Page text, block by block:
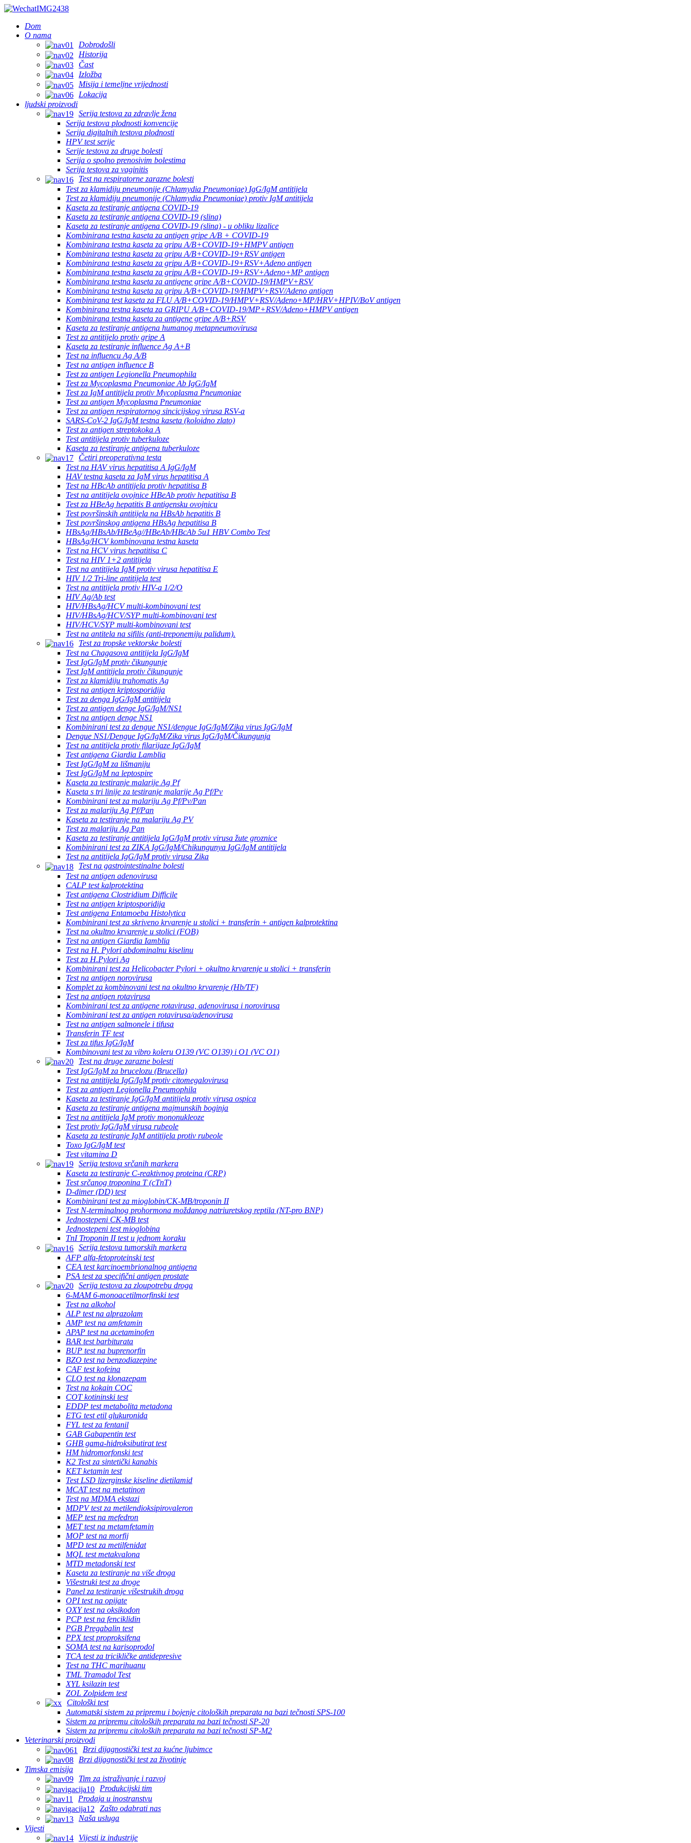
Dom
O nama
Dobrodošli
Historija
Čast
Izložba
Misija i temeljne vrijednosti
Lokacija
ljudski proizvodi
Serija testova za zdravlje žena
Serija testova plodnosti konvencije
Serija digitalnih testova plodnosti
HPV test serije
Serije testova za druge bolesti
Serija o spolno prenosivim bolestima
Serija testova za vaginitis
Test na respiratorne zarazne bolesti
Test za klamidiju pneumonije (Chlamydia Pneumoniae) IgG/IgM antitijela
Test za klamidiju pneumonije (Chlamydia Pneumoniae) protiv IgM antitijela
Kaseta za testiranje antigena COVID-19
Kaseta za testiranje antigena COVID-19 (slina)
Kaseta za testiranje antigena COVID-19 (slina) - u obliku lizalice
Kombinirana testna kaseta za antigen gripe A/B + COVID-19
Kombinirana testna kaseta za gripu A/B+COVID-19+HMPV antigen
Kombinirana testna kaseta za gripu A/B+COVID-19+RSV antigen
Kombinirana testna kaseta za gripu A/B+COVID-19+RSV+Adeno antigen
Kombinirana testna kaseta za gripu A/B+COVID-19+RSV+Adeno+MP antigen
Kombinirana testna kaseta za antigene gripe A/B+COVID-19/HMPV+RSV
Kombinirana testna kaseta za gripu A/B+COVID-19/HMPV+RSV/Adeno antigen
Kombinirana test kaseta za FLU A/B+COVID-19/HMPV+RSV/Adeno+MP/HRV+HPIV/BoV antigen
Kombinirana testna kaseta za GRIPU A/B+COVID-19/MP+RSV/Adeno+HMPV antigen
Kombinirana testna kaseta za antigene gripe A/B+RSV
Kaseta za testiranje antigena humanog metapneumovirusa
Test za antitijelo protiv gripe A
Kaseta za testiranje influence Ag A+B
Test na influencu Ag A/B
Test na antigen influence B
Test za antigen Legionella Pneumophila
Test za Mycoplasma Pneumoniae Ab IgG/IgM
Test za IgM antitijela protiv Mycoplasma Pneumoniae
Test za antigen Mycoplasma Pneumoniae
Test za antigen respiratornog sincicijskog virusa RSV-a
SARS-CoV-2 IgG/IgM testna kaseta (koloidno zlato)
Test za antigen streptokoka A
Test antitijela protiv tuberkuloze
Kaseta za testiranje antigena tuberkuloze
Četiri preoperativna testa
Test na HAV virus hepatitisa A IgG/IgM
HAV testna kaseta za IgM virus hepatitisa A
Test na HBcAb antitijela protiv hepatitisa B
Test na antitijela ovojnice HBeAb protiv hepatitisa B
Test za HBeAg hepatitis B antigensku ovojnicu
Test površinskih antitijela na HBsAb hepatitis B
Test površinskog antigena HBsAg hepatitisa B
HBsAg/HBsAb/HBeAg//HBeAb/HBcAb 5u1 HBV Combo Test
HBsAg/HCV kombinovana testna kaseta
Test na HCV virus hepatitisa C
Test na HIV 1+2 antitijela
Test na antitijela IgM protiv virusa hepatitisa E
HIV 1/2 Tri-line antitijela test
Test na antitijela protiv HIV-a 1/2/O
HIV Ag/Ab test
HIV/HBsAg/HCV multi-kombinovani test
HIV/HBsAg/HCV/SYP multi-kombinovani test
HIV/HCV/SYP multi-kombinovani test
Test na antitela na sifilis (anti-treponemiju palidum).
Test za tropske vektorske bolesti
Test na Chagasova antitijela IgG/IgM
Test IgG/IgM protiv čikungunje
Test IgM antitijela protiv čikungunje
Test za klamidiju trahomatis Ag
Test na antigen kriptosporidija
Test za denga IgG/IgM antitijela
Test za antigen denge IgG/IgM/NS1
Test na antigen denge NS1
Kombinirani test za dengue NS1/dengue IgG/IgM/Zika virus IgG/IgM
Dengue NS1/Dengue IgG/IgM/Zika virus IgG/IgM/Čikungunja
Test na antitijela protiv filarijaze IgG/IgM
Test antigena Giardia Lamblia
Test IgG/IgM za lišmaniju
Test IgG/IgM na leptospire
Kaseta za testiranje malarije Ag Pf
Kaseta s tri linije za testiranje malarije Ag Pf/Pv
Kombinirani test za malariju Ag Pf/Pv/Pan
Test za malariju Ag Pf/Pan
Kaseta za testiranje na malariju Ag PV
Test za malariju Ag Pan
Kaseta za testiranje antitijela IgG/IgM protiv virusa žute groznice
Kombinirani test za ZIKA IgG/IgM/Chikungunya IgG/IgM antitijela
Test na antitijela IgG/IgM protiv virusa Zika
Test na gastrointestinalne bolesti
Test na antigen adenovirusa
CALP test kalprotektina
Test antigena Clostridium Difficile
Test na antigen kriptosporidija
Test antigena Entamoeba Histolytica
Kombinirani test za skriveno krvarenje u stolici + transferin + antigen kalprotektina
Test na okultno krvarenje u stolici (FOB)
Test na antigen Giardia Iamblia
Test na H. Pylori abdominalnu kiselinu
Test za H.Pylori Ag
Kombinirani test za Helicobacter Pylori + okultno krvarenje u stolici + transferin
Test na antigen norovirusa
Komplet za kombinovani test na okultno krvarenje (Hb/TF)
Test na antigen rotavirusa
Kombinirani test za antigene rotavirusa, adenovirusa i norovirusa
Kombinirani test za antigen rotavirusa/adenovirusa
Test na antigen salmonele i tifusa
Transferin TF test
Test za tifus IgG/IgM
Kombinovani test za vibro koleru O139 (VC O139) i O1 (VC O1)
Test na druge zarazne bolesti
Test IgG/IgM za brucelozu (Brucella)
Test na antitijela IgG/IgM protiv citomegalovirusa
Test za antigen Legionella Pneumophila
Kaseta za testiranje IgG/IgM antitijela protiv virusa ospica
Kaseta za testiranje antigena majmunskih boginja
Test na antitijela IgM protiv mononukleoze
Test protiv IgG/IgM virusa rubeole
Kaseta za testiranje IgM antitijela protiv rubeole
Toxo IgG/IgM test
Test vitamina D
Serija testova srčanih markera
Kaseta za testiranje C-reaktivnog proteina (CRP)
Test srčanog troponina T (cTnT)
D-dimer (DD) test
Kombinirani test za mioglobin/CK-MB/troponin II
Test N-terminalnog prohormona moždanog natriuretskog reptila (NT-pro BNP)
Jednostepeni CK-MB test
Jednostepeni test mioglobina
TnI Troponin II test u jednom koraku
Serija testova tumorskih markera
AFP alfa-fetoproteinski test
CEA test karcinoembrionalnog antigena
PSA test za specifični antigen prostate
Serija testova za zloupotrebu droga
6-MAM 6-monoacetilmorfinski test
Test na alkohol
ALP test na alprazolam
AMP test na amfetamin
APAP test na acetaminofen
BAR test barbiturata
BUP test na buprenorfin
BZO test na benzodiazepine
CAF test kofeina
CLO test na klonazepam
Test na kokain COC
COT kotininski test
EDDP test metabolita metadona
ETG test etil glukuronida
FYL test za fentanil
GAB Gabapentin test
GHB gama-hidroksibutirat test
HM hidromorfonski test
K2 Test za sintetički kanabis
KET ketamin test
Test LSD lizerginske kiseline dietilamid
MCAT test na metatinon
Test na MDMA ekstazi
MDPV test za metilendioksipirovaleron
MEP test na mefedron
MET test na metamfetamin
MOP test na morfij
MPD test za metilfenidat
MQL test metakvalona
MTD metadonski test
Kaseta za testiranje na više droga
Višestruki test za droge
Panel za testiranje višestrukih droga
OPI test na opijate
OXY test na oksikodon
PCP test na fenciklidin
PGB Pregabalin test
PPX test proproksifena
SOMA test na karisoprodol
TCA test za tricikličke antidepresive
Test na THC marihuanu
TML Tramadol Test
XYL ksilazin test
ZOL Zolpidem test
Citološki test
Automatski sistem za pripremu i bojenje citoloških preparata na bazi tečnosti SPS-100
Sistem za pripremu citoloških preparata na bazi tečnosti SP-20
Sistem za pripremu citoloških preparata na bazi tečnosti SP-M2
Veterinarski proizvodi
Brzi dijagnostički test za kućne ljubimce
Brzi dijagnostički test za životinje
Timska emisija
Tim za istraživanje i razvoj
Produkcijski tim
Prodaja u inostranstvu
Zašto odabrati nas
Naša usluga
Vijesti
Vijesti iz industrije